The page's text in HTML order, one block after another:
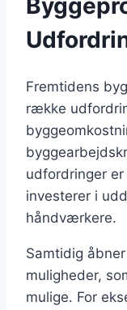
Fremtidens
række
udfordringer
investerer i
håndværkere.
Samtidig
muligheder,
mulige. For